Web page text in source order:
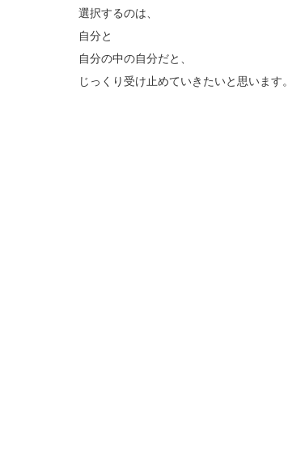
選択するのは、
自分と
自分の中の自分だと、
じっくり受け止めていきたいと思います。